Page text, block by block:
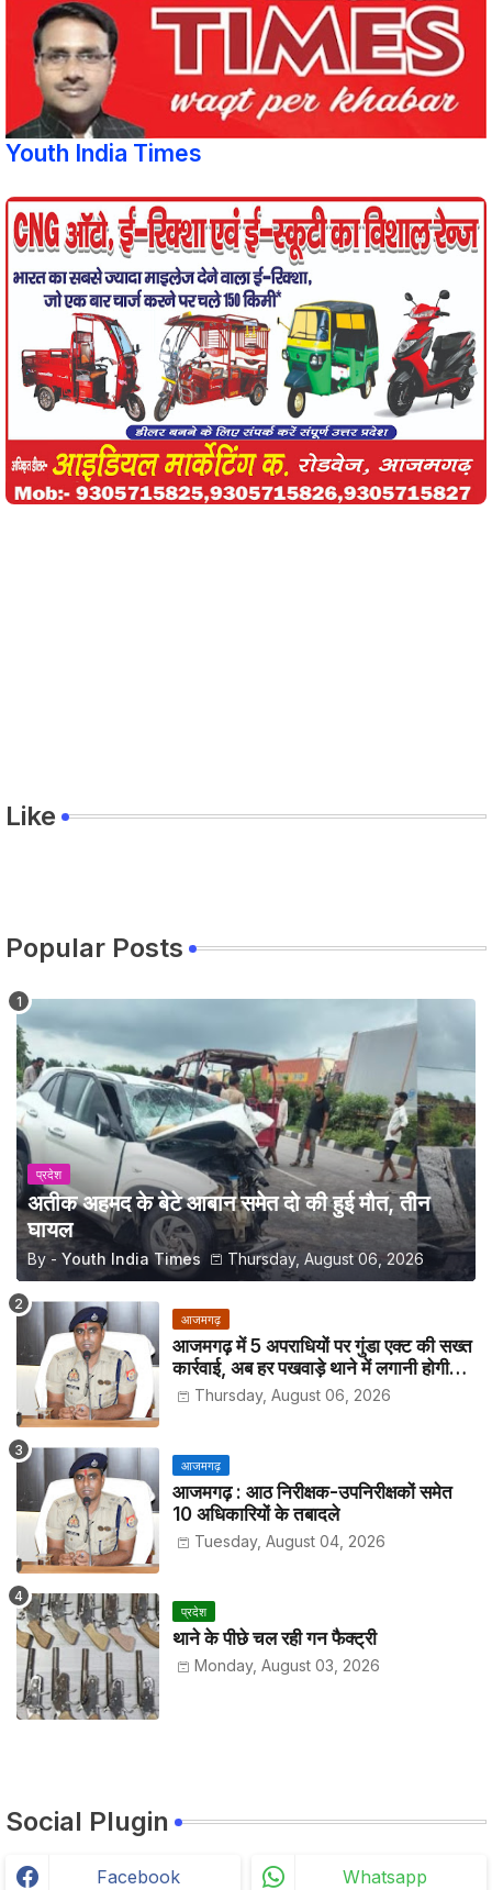
Youth India Times
Like
Popular Posts
प्रदेश
अतीक अहमद के बेटे आबान समेत दो की हुई मौत, तीन
घायल
By - Youth India Times Thursday, August 06, 2026
आजमगढ़
आजमगढ़ में 5 अपराधियों पर गुंडा एक्ट की सख्त
कार्रवाई, अब हर पखवाड़े थाने में लगानी होगी
हाजिरीThursday, August 06, 2026
आजमगढ़
आजमगढ़ : आठ निरीक्षक-उपनिरीक्षकों समेत
10 अधिकारियों के तबादले
Tuesday, August 04, 2026
प्रदेश
थाने के पीछे चल रही गन फैक्ट्री
Monday, August 03, 2026
Social Plugin
Facebook Whatsapp